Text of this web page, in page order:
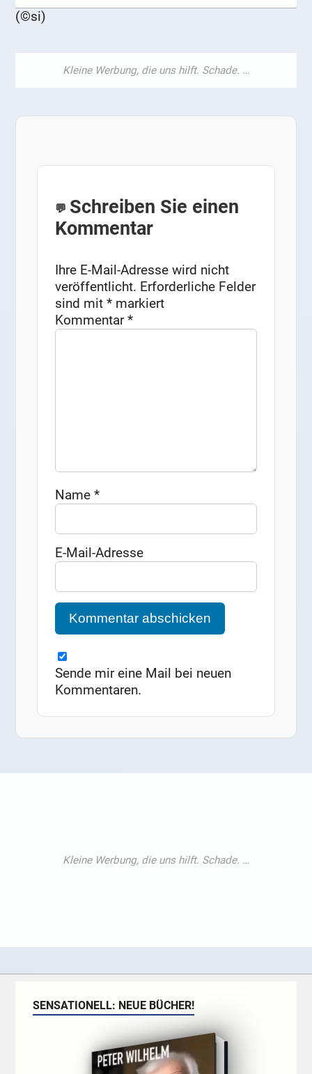
(©si)
Schreiben Sie einen
Kommentar
Ihre E-Mail-Adresse wird nicht
veröffentlicht. Erforderliche Felder
sind mit* markiert
Kommentar*
Name*
E-Mail-Adresse
Sende mir eine Mail bei neuen
Kommentaren.
SENSATIONELL: NEUE BÜCHER!